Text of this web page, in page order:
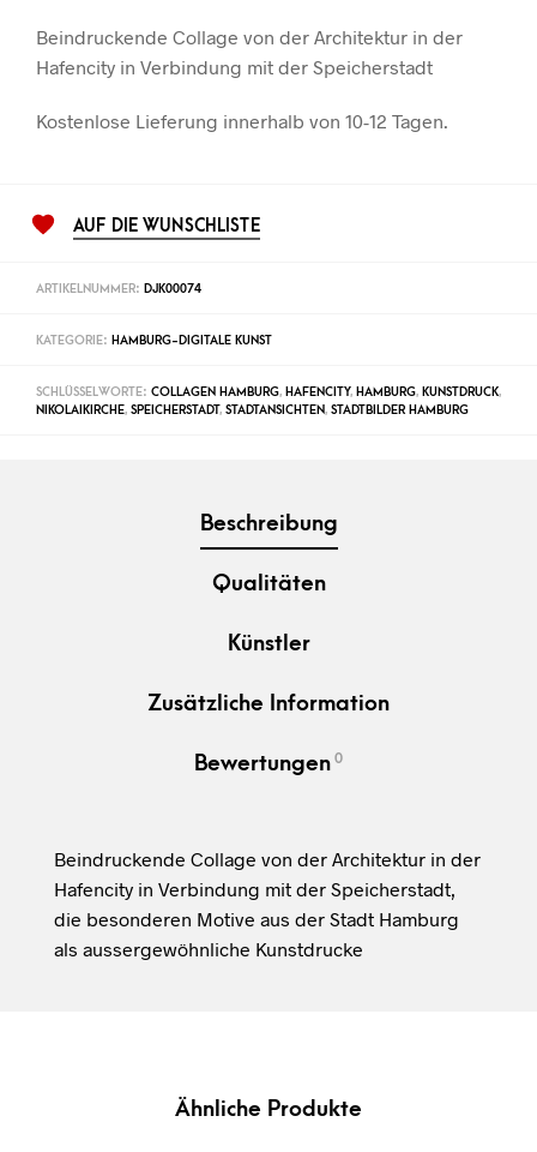
Beindruckende Collage von der Architektur in der
Hafencity in Verbindung mit der Speicherstadt
Kostenlose Lieferung innerhalb von 10-12 Tagen.
AUF DIE WUNSCHLISTE
ARTIKELNUMMER: DJK00074
KATEGORIE: HAMBURG-DIGITALE KUNST
SCHLÜSSELWORTE: COLLAGEN HAMBURG, HAFENCITY, HAMBURG, KUNSTDRUCK,
NIKOLAIKIRCHE, SPEICHERSTADT, STADTANSICHTEN, STADTBILDER HAMBURG
Beschreibung
Qualitäten
Künstler
Zusätzliche Information
Bewertungen 0
Beindruckende Collage von der Architektur in der
Hafencity in Verbindung mit der Speicherstadt,
die besonderen Motive aus der Stadt Hamburg
als aussergewöhnliche Kunstdrucke
Ähnliche Produkte